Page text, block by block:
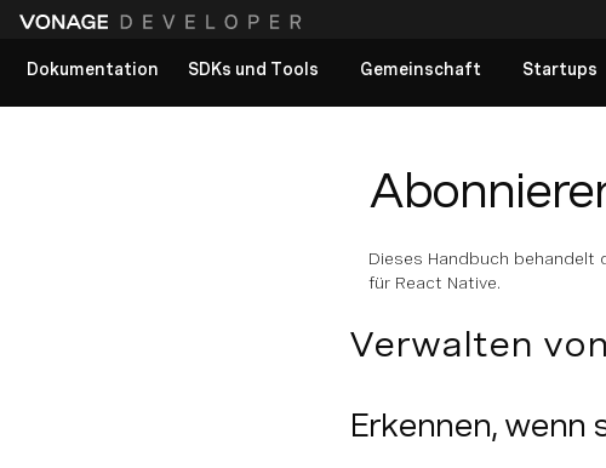
Dokumentation
SDKs und Tools Gemeinschaft Startups
Dieses Handbuch behandelt
für React Native.
Verwalten
Erkennen, wenn